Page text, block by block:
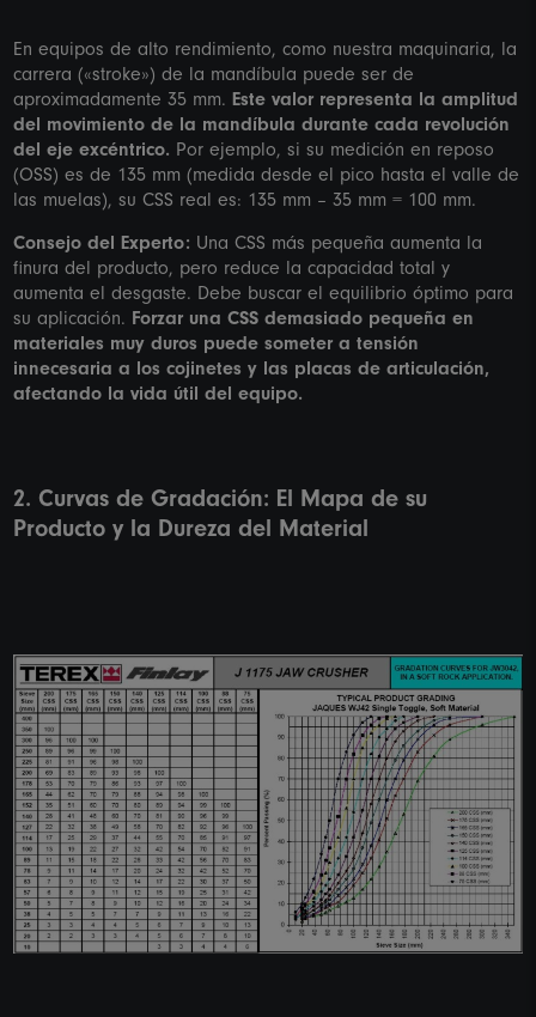
En equipos de alto rendimiento, como nuestra maquinaria, la
carrera («stroke») de la mandíbula puede ser de
aproximadamente 35 mm.Este valor representa la amplitud
del movimiento de la mandíbula durante cada revolución
del eje excéntrico. Por ejemplo, si su medición en reposo
(OSS) es de 135 mm (medida desde el pico hasta el valle de
las muelas), su CSS real es: 135 mm – 35 mm = 100 mm.
Consejo del Experto: Una CSS más pequeña aumenta la
finura del producto, pero reduce la capacidad total y
aumenta el desgaste. Debe buscar el equilibrio óptimo para
su aplicación. Forzar una CSS demasiado pequeña en
materiales muy duros puede someter a tensión
innecesaria a los cojinetes y las placas de articulación,
afectando la vida útil del equipo.
2. Curvas de Gradación: El Mapa de su
Producto y la Dureza del Material